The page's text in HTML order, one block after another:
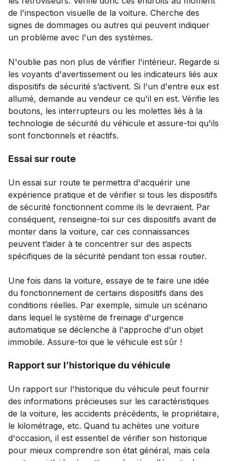
de l'inspection visuelle de la voiture. Cherche des
signes de dommages ou autres qui peuvent indiquer
un problème avec l'un des systèmes.
N'oublie pas non plus de vérifier l'intérieur. Regarde si
les voyants d'avertissement ou les indicateurs liés aux
dispositifs de sécurité s’activent. Si l'un d'entre eux est
allumé, demande au vendeur ce qu'il en est. Vérifie les
boutons, les interrupteurs ou les molettes liés à la
technologie de sécurité du véhicule et assure-toi qu'ils
sont fonctionnels et réactifs.
Essai sur route
Un essai sur route te permettra d'acquérir une
expérience pratique et de vérifier si tous les dispositifs
de sécurité fonctionnent comme ils le devraient. Par
conséquent, renseigne-toi sur ces dispositifs avant de
monter dans la voiture, car ces connaissances
peuvent t’aider à te concentrer sur des aspects
spécifiques de la sécurité pendant ton essai routier.
Une fois dans la voiture, essaye de te faire une idée
du fonctionnement de certains dispositifs dans des
conditions réelles. Par exemple, simule un scénario
dans lequel le système de freinage d'urgence
automatique se déclenche à l'approche d'un objet
immobile. Assure-toi que le véhicule est sûr !
Rapport sur l’historique du véhicule
Un rapport sur l'historique du véhicule peut fournir
des informations précieuses sur les caractéristiques
de la voiture, les accidents précédents, le propriétaire,
le kilométrage, etc. Quand tu achètes une voiture
d'occasion, il est essentiel de vérifier son historique
pour mieux comprendre son état général, mais cela